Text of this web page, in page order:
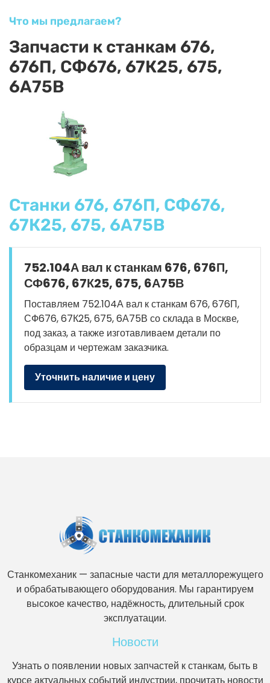
Что мы предлагаем?
Запчасти к станкам 676,
676П, СФ676, 67К25, 675,
6А75В
Станки 676, 676П, СФ676,
67К25, 675, 6А75В
752.104А вал к станкам 676, 676П,
СФ676, 67К25, 675, 6А75В
Поставляем 752.104А вал к станкам 676, 676П,
СФ676, 67К25, 675, 6А75В со склада в Москве,
под заказ, а также изготавливаем детали по
образцам и чертежам заказчика.
Уточнить наличие и цену
Станкомеханик — запасные части для металлорежущего
и обрабатывающего оборудования. Мы гарантируем
высокое качество, надёжность, длительный срок
эксплуатации.
Новости
Узнать о появлении новых запчастей к станкам, быть в